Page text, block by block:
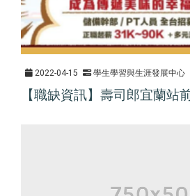
2022-04-15 學生學習與生涯發展中心
【職缺資訊】壽司郎宜蘭站